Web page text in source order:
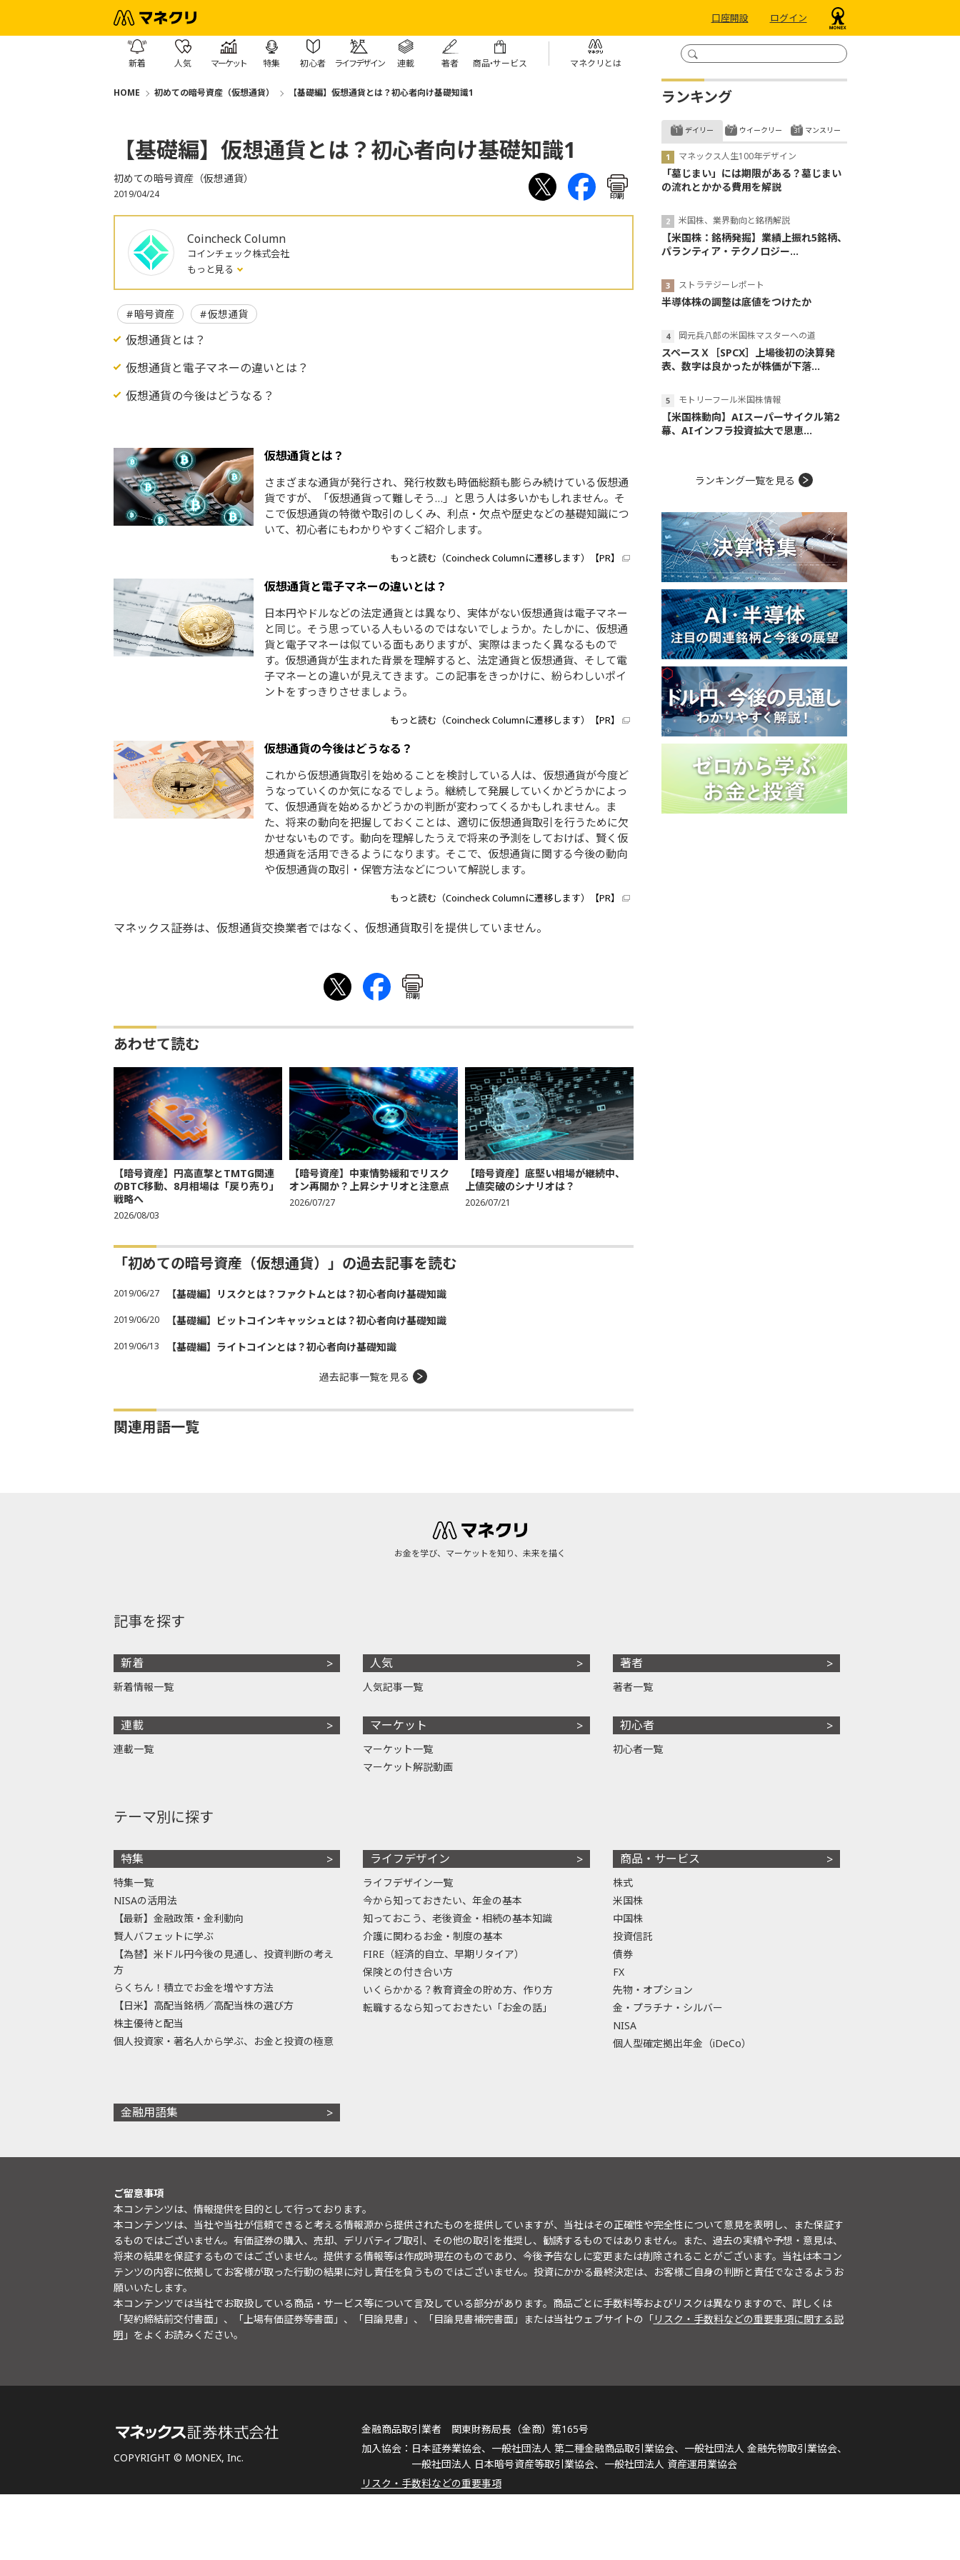
口座開設 ログイン
新着 人気 マーケット 特集 初心者 ライフデザイン 連載 著者 商品・サービス マネクリとは
HOME 初めての暗号資産（仮想通貨） 【基礎編】仮想通貨とは？初心者向け基礎知識1
【基礎編】仮想通貨とは？初心者向け基礎知識1
初めての暗号資産（仮想通貨）
2019/04/24 印刷
Coincheck Column
コインチェック株式会社
もっと見る
暗号資産 仮想通貨
仮想通貨とは？
仮想通貨と電子マネーの違いとは？
仮想通貨の今後はどうなる？
仮想通貨とは？
さまざまな通貨が発行され、発行枚数も時価総額も膨らみ続けている仮想通
貨ですが、「仮想通貨って難しそう…」と思う人は多いかもしれません。そ
こで仮想通貨の特徴や取引のしくみ、利点・欠点や歴史などの基礎知識につ
いて、初心者にもわかりやすくご紹介します。
もっと読む（Coincheck Columnに遷移します）【PR】
仮想通貨と電子マネーの違いとは？
日本円やドルなどの法定通貨とは異なり、実体がない仮想通貨は電子マネー
と同じ。そう思っている人もいるのではないでしょうか。たしかに、仮想通
貨と電子マネーは似ている面もありますが、実際はまったく異なるもので
す。仮想通貨が生まれた背景を理解すると、法定通貨と仮想通貨、そして電
子マネーとの違いが見えてきます。この記事をきっかけに、紛らわしいポイ
ントをすっきりさせましょう。
もっと読む（Coincheck Columnに遷移します）【PR】
仮想通貨の今後はどうなる？
これから仮想通貨取引を始めることを検討している人は、仮想通貨が今度ど
うなっていくのか気になるでしょう。継続して発展していくかどうかによっ
て、仮想通貨を始めるかどうかの判断が変わってくるかもしれません。ま
た、将来の動向を把握しておくことは、適切に仮想通貨取引を行うために欠
かせないものです。動向を理解したうえで将来の予測をしておけば、賢く仮
想通貨を活用できるようになります。そこで、仮想通貨に関する今後の動向
や仮想通貨の取引・保管方法などについて解説します。
もっと読む（Coincheck Columnに遷移します）【PR】
マネックス証券は、仮想通貨交換業者ではなく、仮想通貨取引を提供していません。
印刷
あわせて読む
【暗号資産】円高直撃とTMTG関連
のBTC移動、8月相場は「戻り売り」
戦略へ
2026/08/03
【暗号資産】中東情勢緩和でリスク
オン再開か？上昇シナリオと注意点
2026/07/27
【暗号資産】底堅い相場が継続中、
上値突破のシナリオは？
2026/07/21
「初めての暗号資産（仮想通貨）」の過去記事を読む
2019/06/27 【基礎編】リスクとは？ファクトムとは？初心者向け基礎知識
2019/06/20 【基礎編】ビットコインキャッシュとは？初心者向け基礎知識
2019/06/13 【基礎編】ライトコインとは？初心者向け基礎知識
過去記事一覧を見る
関連用語一覧
ランキング
デイリー
マネックス人生100年デザイン
「墓じまい」には期限がある？墓じまい
の流れとかかる費用を解説
米国株、業界動向と銘柄解説
【米国株：銘柄発掘】業績上振れ5銘柄、
パランティア・テクノロジー...
ストラテジーレポート
半導体株の調整は底値をつけたか
岡元兵八郎の米国株マスターへの道
スペースＸ［SPCX］上場後初の決算発
表、数字は良かったが株価が下落...
モトリーフール米国株情報
【米国株動向】AIスーパーサイクル第2
幕、AIインフラ投資拡大で恩恵...
ウイークリー マンスリー
ランキング一覧を見る
お金を学び、マーケットを知り、未来を描く
記事を探す
新着
新着情報一覧
連載
連載一覧
人気
人気記事一覧
マーケット
マーケット一覧
マーケット解説動画
著者
著者一覧
初心者
初心者一覧
テーマ別に探す
特集
特集一覧
NISAの活用法
【最新】金融政策・金利動向
賢人バフェットに学ぶ
【為替】米ドル円今後の見通し、投資判断の考え
方
らくちん！積立でお金を増やす方法
【日米】高配当銘柄／高配当株の選び方
株主優待と配当
個人投資家・著名人から学ぶ、お金と投資の極意
ライフデザイン
ライフデザイン一覧
今から知っておきたい、年金の基本
知っておこう、老後資金・相続の基本知識
介護に関わるお金・制度の基本
FIRE（経済的自立、早期リタイア）
保険との付き合い方
いくらかかる？教育資金の貯め方、作り方
転職するなら知っておきたい「お金の話」
商品・サービス
株式
米国株
中国株
投資信託
債券
FX
先物・オプション
金・プラチナ・シルバー
NISA
個人型確定拠出年金（iDeCo）
金融用語集
ご留意事項
本コンテンツは、情報提供を目的として行っております。
本コンテンツは、当社や当社が信頼できると考える情報源から提供されたものを提供していますが、当社はその正確性や完全性について意見を表明し、また保証す
るものではございません。有価証券の購入、売却、デリバティブ取引、その他の取引を推奨し、勧誘するものではありません。また、過去の実績や予想・意見は、
将来の結果を保証するものではございません。提供する情報等は作成時現在のものであり、今後予告なしに変更または削除されることがございます。当社は本コン
テンツの内容に依拠してお客様が取った行動の結果に対し責任を負うものではございません。投資にかかる最終決定は、お客様ご自身の判断と責任でなさるようお
願いいたします。
本コンテンツでは当社でお取扱している商品・サービス等について言及している部分があります。商品ごとに手数料等およびリスクは異なりますので、詳しくは
「契約締結前交付書面」、「上場有価証券等書面」、「目論見書」、「目論見書補完書面」または当社ウェブサイトの「リスク・手数料などの重要事項に関する説
明 」をよくお読みください。
COPYRIGHT © MONEX, Inc.
金融商品取引業者 関東財務局長（金商）第165号
日本証券業協会、一般社団法人 第二種金融商品取引業協会、一般社団法人 金融先物取引業協会、
一般社団法人 日本暗号資産等取引業協会、一般社団法人 資産運用業協会
リスク・手数料などの重要事項